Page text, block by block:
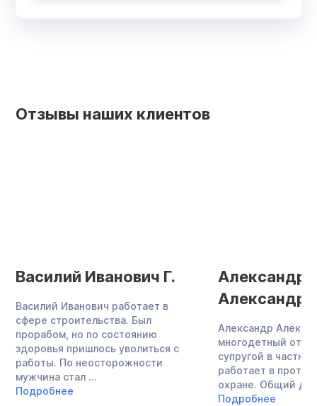
Отзывы наших клиентов
Василий Иванович Г.
Василий Иванович работает в
сфере строительства. Был
прорабом, но по состоянию
здоровья пришлось уволиться с
работы. По неосторожности
мужчина стал ...
Подробнее
Александр
Александр
многодетный
супругой в
работает в
охране. Общий
Подробнее